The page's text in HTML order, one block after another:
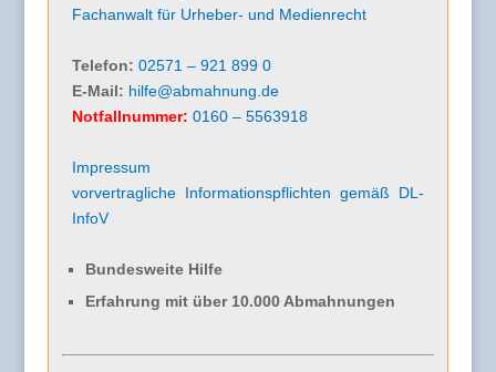
Fachanwalt für Urheber- und Medienrecht
Telefon: 02571 – 921 899 0
E-Mail: hilfe@abmahnung.de
Notfallnummer: 0160 – 5563918
Impressum
vorvertragliche Informationspflichten gemäß DL-
InfoV
Bundesweite Hilfe
Erfahrung mit über 10.000 Abmahnungen